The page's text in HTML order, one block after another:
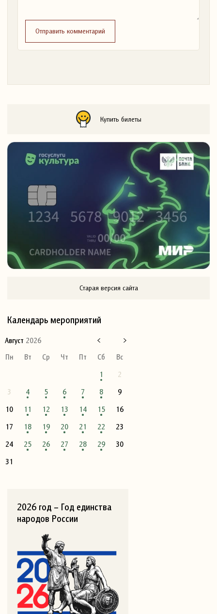
Отправить комментарий
Купить билеты
Старая версия сайта
Календарь мероприятий
Август 2026
Пн
Вт Ср Чт Пт Сб
Вс
1
2
3
4 5 6 7 8
9
10
11 12 13 14 15
16
17
18 19 20 21 22
23
24
25 26 27 28 29
30
31
2026 год – Год единства
народов России